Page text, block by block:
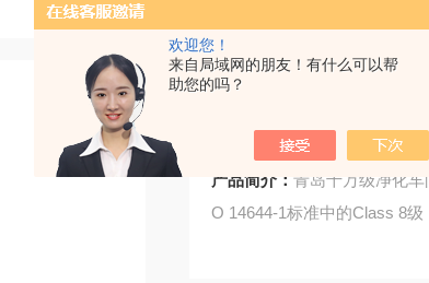
欢迎您！
来自局域网的朋友！有什么可以帮
助您的吗？
青岛十万级净化
产品简介：青岛十万级净化
O 14644-1标准中的Class 8